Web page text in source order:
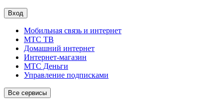
Вход
Мобильная связь и интернет
МТС ТВ
Домашний интернет
Интернет-магазин
МТС Деньги
Управление подписками
Все сервисы